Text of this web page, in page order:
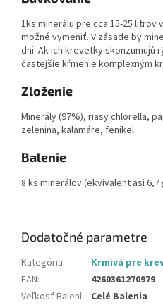
1ks minerálu pre cca 15-25
možné vymeniť. V zásade by
dni. Ak ich krevetky skonzumujú
častejšie kŕmenie komplexným
Zloženie
Minerály (97%), riasy chlorella,
zelenina, kalamáre, fenikel
Balenie
8 ks minerálov (ekvivalent asi 6,7
Dodatočné parametre
Kategória:
Krmivá pre
EAN:
4260361270979
Veľkosť Balení: Celé Balenia